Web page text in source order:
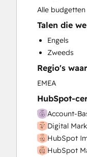
Alle budgetten
Talen die
Engels
Zweeds
Regio's
EMEA
HubSpot-
Account-
Digital
HubSpot
HubSpot